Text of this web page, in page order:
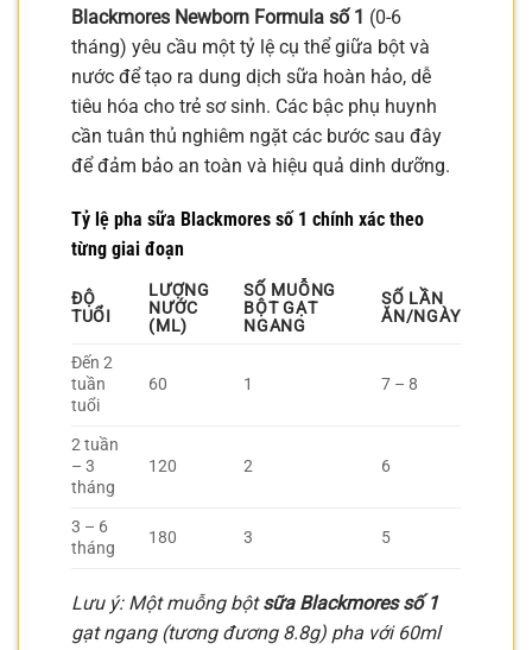
Blackmores Newborn Formula số 1 (0-6
tháng) yêu cầu một tỷ lệ cụ thể giữa bột và
nước để tạo ra dung dịch sữa hoàn hảo, dễ
tiêu hóa cho trẻ sơ sinh. Các bậc phụ huynh
cần tuân thủ nghiêm ngặt các bước sau đây
để đảm bảo an toàn và hiệu quả dinh dưỡng.
Tỷ lệ pha sữa Blackmores số 1 chính xác theo
từng giai đoạn
ĐỘ
TUỔI
LƯỢNG
NƯỚC
(ML)
SỐ MUỖNG
BỘT GẠT
NGANG
SỐ LẦN
ĂN/NGÀY
Đến 2
tuần
tuổi
60 1 7 – 8
2 tuần
– 3
tháng
120 2 6
3 – 6
tháng
180 3 5
Lưu ý: Một muỗng bộtsữa Blackmores số 1
gạt ngang (tương đương 8.8g) pha với 60ml